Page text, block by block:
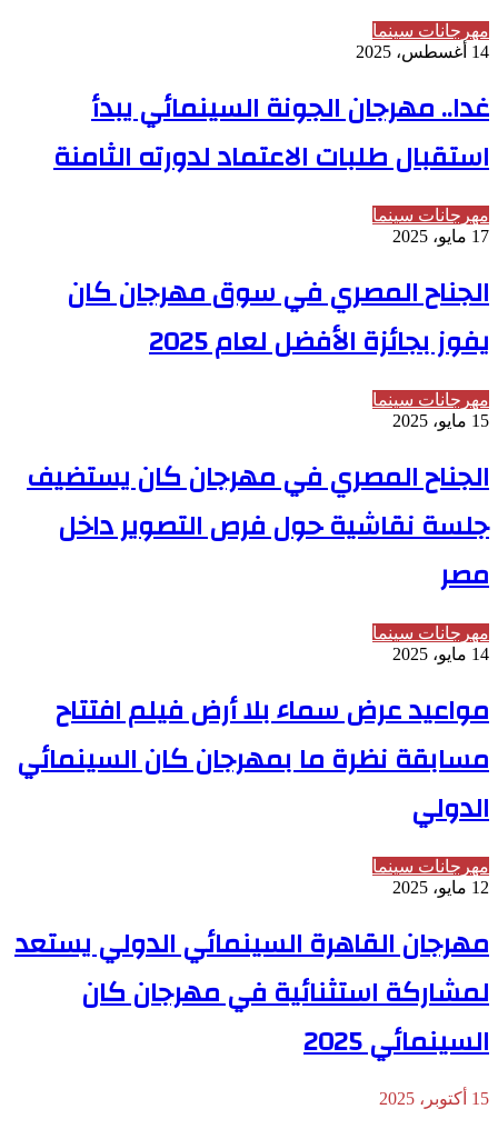
مهرجانات سينما
14 أغسطس، 2025
غدا.. مهرجان الجونة السينمائي يبدأ
استقبال طلبات الاعتماد لدورته الثامنة
مهرجانات سينما
17 مايو، 2025
الجناح المصري في سوق مهرجان كان
يفوز بجائزة الأفضل لعام 2025
مهرجانات سينما
15 مايو، 2025
الجناح المصري في مهرجان كان يستضيف
جلسة نقاشية حول فرص التصوير داخل
مصر
مهرجانات سينما
14 مايو، 2025
مواعيد عرض سماء بلا أرض فيلم افتتاح
مسابقة نظرة ما بمهرجان كان السينمائي
الدولي
مهرجانات سينما
12 مايو، 2025
مهرجان القاهرة السينمائي الدولي يستعد
لمشاركة استثنائية في مهرجان كان
السينمائي 2025
15 أكتوبر، 2025